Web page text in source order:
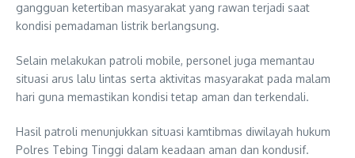
gangguan ketertiban masyarakat yang rawan terjadi saat
kondisi pemadaman listrik berlangsung.
Selain melakukan patroli mobile, personel juga memantau
situasi arus lalu lintas serta aktivitas masyarakat pada malam
hari guna memastikan kondisi tetap aman dan terkendali.
Hasil patroli menunjukkan situasi kamtibmas diwilayah hukum
Polres Tebing Tinggi dalam keadaan aman dan kondusif.